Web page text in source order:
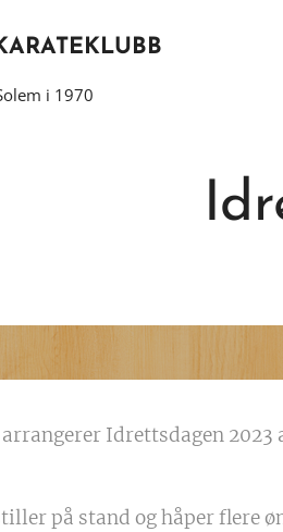
i 1970
Idrettsdagen 2023
på stand og håper flere